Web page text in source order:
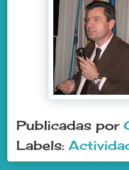
Publicadas por
Labels: